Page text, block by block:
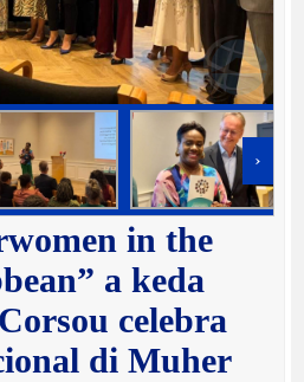
›
in the
a keda
celebra
di Muher